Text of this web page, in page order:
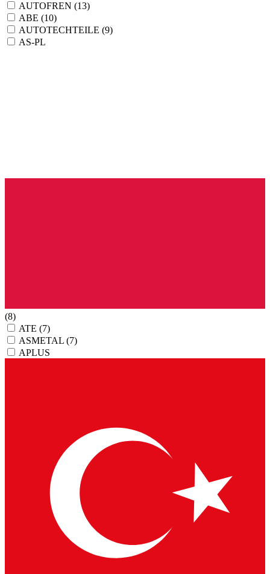
AUTOFREN (13)
ABE (10)
AUTOTECHTEILE (9)
AS-PL
(8)
ATE (7)
ASMETAL (7)
APLUS